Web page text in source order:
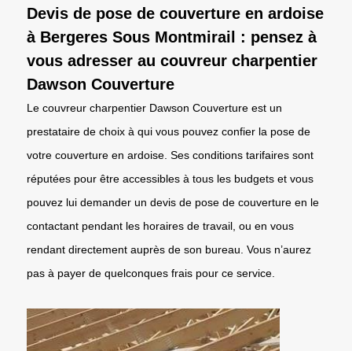
Devis de pose de couverture en ardoise
à Bergeres Sous Montmirail : pensez à
vous adresser au couvreur charpentier
Dawson Couverture
Le couvreur charpentier Dawson Couverture est un
prestataire de choix à qui vous pouvez confier la pose de
votre couverture en ardoise. Ses conditions tarifaires sont
réputées pour être accessibles à tous les budgets et vous
pouvez lui demander un devis de pose de couverture en le
contactant pendant les horaires de travail, ou en vous
rendant directement auprès de son bureau. Vous n’aurez
pas à payer de quelconques frais pour ce service.